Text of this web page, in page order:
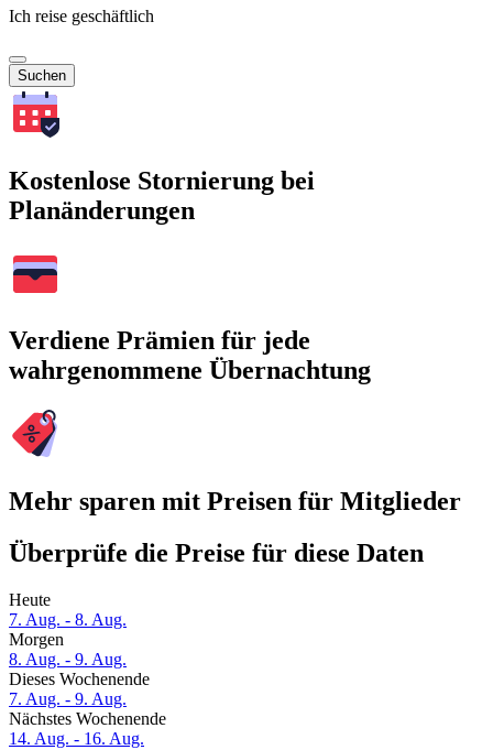
Ich reise geschäftlich
Suchen
Kostenlose Stornierung bei
Planänderungen
Verdiene Prämien für jede
wahrgenommene Übernachtung
Mehr sparen mit Preisen für Mitglieder
Überprüfe die Preise für diese Daten
Heute
7. Aug. - 8. Aug.
Morgen
8. Aug. - 9. Aug.
Dieses Wochenende
7. Aug. - 9. Aug.
Nächstes Wochenende
14. Aug. - 16. Aug.